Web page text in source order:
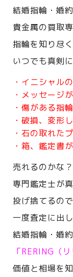
結婚指輪・婚
貴金属の買取
指輪を知り尽
いつでも真剣
・イニシャル
・メッセージ
・傷がある指
・破損、変形
・石の取れた
・箱、鑑定
売れるのかな
専門鑑定士が
投げ捨てるの
一度査定に出
結婚指輪・婚
「RERING（
価値と相場を